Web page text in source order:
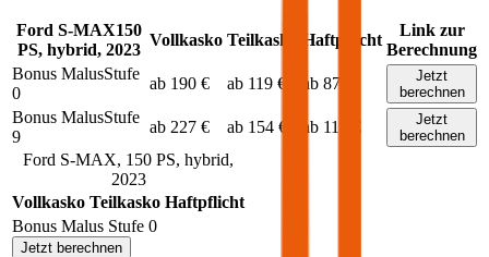
Ford S-MAX150
PS, hybrid, 2023
Vollkasko Teilkasko Haftpflicht
Link zur
Berechnung
Bonus MalusStufe
0
ab 190 € ab 119 € ab 87 €
Jetzt
berechnen
Bonus MalusStufe
9
ab 227 € ab 154 € ab 115 €
Jetzt
berechnen
Ford S-MAX, 150 PS, hybrid,
2023
Vollkasko Teilkasko Haftpflicht
Bonus Malus Stufe 0
Jetzt berechnen